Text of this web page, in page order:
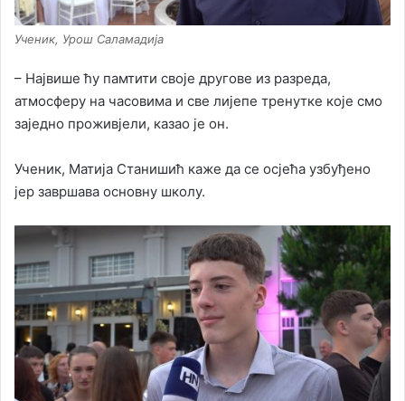
Ученик, Урош Саламадија
– Највише ћу памтити своје другове из разреда,
атмосферу на часовима и све лијепе тренутке које смо
заједно проживјели, казао је он.
Ученик, Матија Станишић каже да се осјећа узбуђено
јер завршава основну школу.